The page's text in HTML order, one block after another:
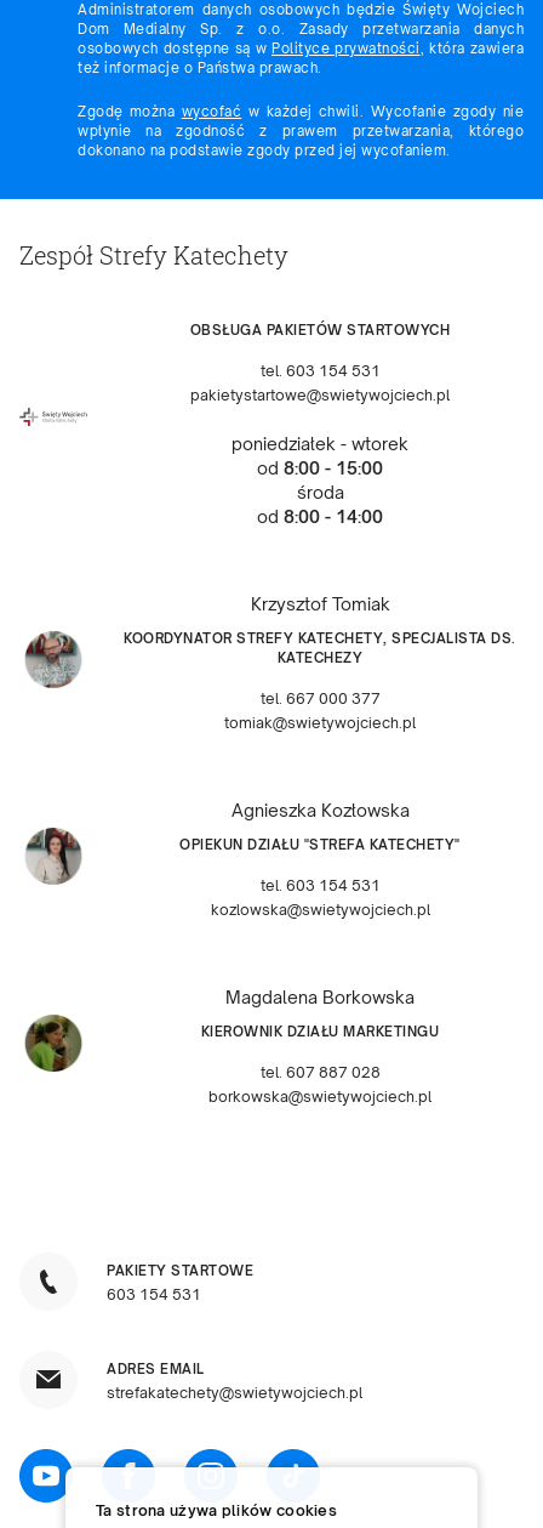
Administratorem danych osobowych będzie Święty Wojciech
Dom Medialny Sp. z o.o. Zasady przetwarzania danych
osobowych dostępne są w Polityce prywatności, która zawiera
też informacje o Państwa prawach.
Zgodę można wycofać w każdej chwili. Wycofanie zgody nie
wpłynie na zgodność z prawem przetwarzania, którego
dokonano na podstawie zgody przed jej wycofaniem.
Zespół Strefy Katechety
OBSŁUGA PAKIETÓW STARTOWYCH
tel. 603 154 531
pakietystartowe@swietywojciech.pl
poniedziałek - wtorek
od 8:00 - 15:00
środa
od 8:00 - 14:00
Krzysztof Tomiak
KOORDYNATOR STREFY KATECHETY, SPECJALISTA DS.
KATECHEZY
tel. 667 000 377
tomiak@swietywojciech.pl
Agnieszka Kozłowska
OPIEKUN DZIAŁU "STREFA KATECHETY"
tel. 603 154 531
kozlowska@swietywojciech.pl
Magdalena Borkowska
KIEROWNIK DZIAŁU MARKETINGU
tel. 607 887 028
borkowska@swietywojciech.pl
PAKIETY STARTOWE
603 154 531
ADRES EMAIL
strefakatechety@swietywojciech.pl
Ta strona używa plików cookies